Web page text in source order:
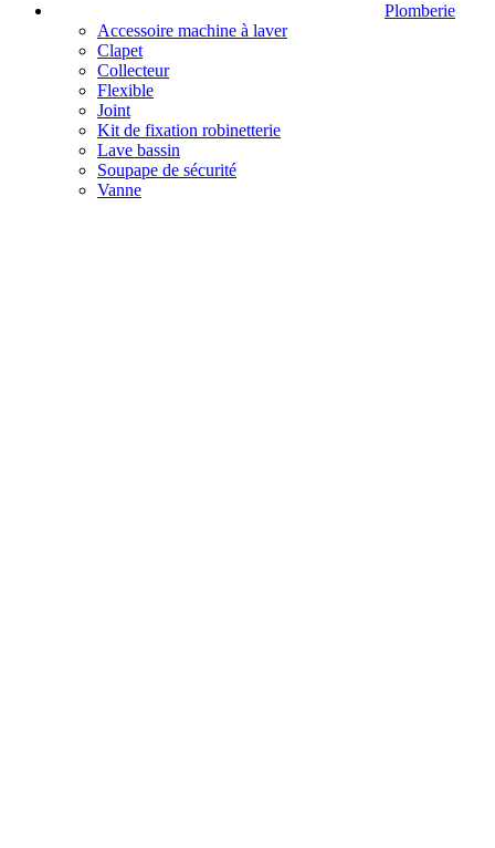
Plomberie
Accessoire machine à laver
Clapet
Collecteur
Flexible
Joint
Kit de fixation robinetterie
Lave bassin
Soupape de sécurité
Vanne